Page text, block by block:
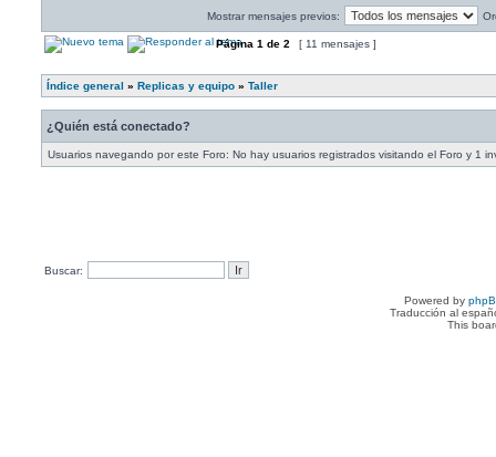
Mostrar mensajes previos:
Página 1 de 2 [ 11 mensajes ]
Índice general » Replicas y equipo » Taller
¿Quién está conectado?
Usuarios navegando por este Foro: No hay usuarios registrados visitando el Foro y 1
Buscar:
Powered by
Traducción al
This